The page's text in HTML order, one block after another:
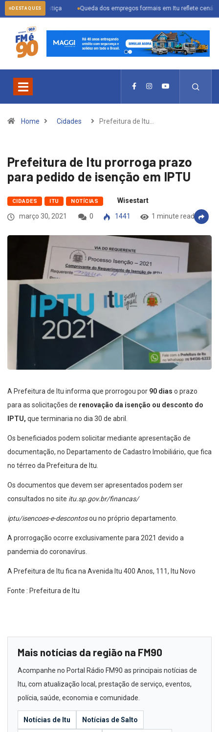
DESTAQUES
justiça Queda dos empregos formais em Itu reflete cenário econômico
Home Cidades Prefeitura de Itu…
Prefeitura de Itu prorroga prazo
para pedido de isenção em IPTU
CIDADES ITU NOTÍCIAS
Wisestart
março 30, 2021
0 1441 1 minute read
A Prefeitura de Itu informa que prorrogou por 90 dias o prazo
para as solicitações de renovação da isenção ou desconto do
IPTU, que terminaria no dia 30 de abril.
Os beneficiados podem solicitar mediante apresentação de
documentação, no Departamento de Cadastro Imobiliário, que fica
no térreo da Prefeitura de Itu.
Os documentos que devem ser apresentados podem ser
consultados no site itu.sp.gov.br/financas/
iptu/isencoes-e-descontosou no próprio departamento.
A prorrogação ocorre exclusivamente para 2021 devido a
pandemia do coronavírus.
A Prefeitura de Itu fica na Avenida Itu 400 Anos, 111, Itu Novo
Fonte : Prefeitura de Itu
Mais notícias da região na FM90
Acompanhe no Portal Rádio FM90 as principais notícias de
Itu, com atualização local, prestação de serviço, eventos,
polícia, saúde, economia e comunidade.
Notícias de Itu Notícias de Salto